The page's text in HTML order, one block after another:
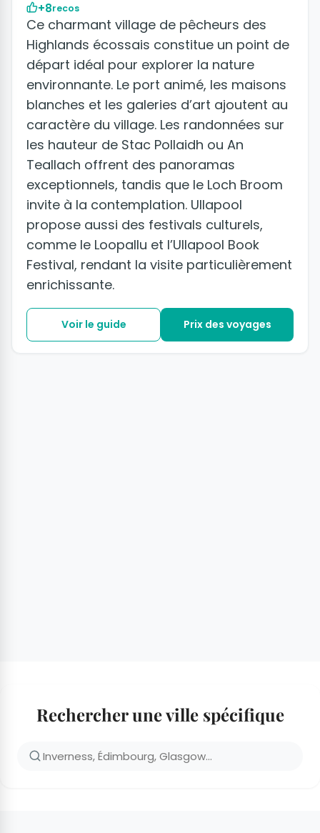
+8recos
Ce charmant village de pêcheurs des
Highlands écossais constitue un point de
départ idéal pour explorer la nature
environnante. Le port animé, les maisons
blanches et les galeries d’art ajoutent au
caractère du village. Les randonnées sur
les hauteur de Stac Pollaidh ou An
Teallach offrent des panoramas
exceptionnels, tandis que le Loch Broom
invite à la contemplation. Ullapool
propose aussi des festivals culturels,
comme le Loopallu et l’Ullapool Book
Festival, rendant la visite particulièrement
enrichissante.
Voir le guide Prix des voyages
Rechercher une ville spécifique